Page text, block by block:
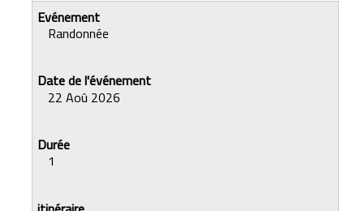
Randonnée
22 Aoû 2026
1